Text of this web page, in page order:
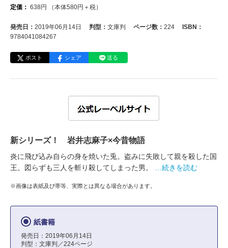
定価： 638円 （本体580円＋税）
発売日： 2019年06月14日 判型： 文庫判 ページ数： 224
ISBN：
9784041084267
ポスト シェア 送る
新シリーズ！ 岩井志麻子×今昔物語
炎に飛び込み自らの身を焼いた兎。盗みに失敗して親を殺した国
王。図らずも三人を斬り殺してしまった男。
…続きを読む
※画像は表紙及び帯等、実際とは異なる場合があります。
紙書籍
発売日：2019年06月14日
判型：文庫判／224ページ